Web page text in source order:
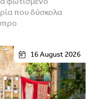
που δύσκολα
16 August 2026